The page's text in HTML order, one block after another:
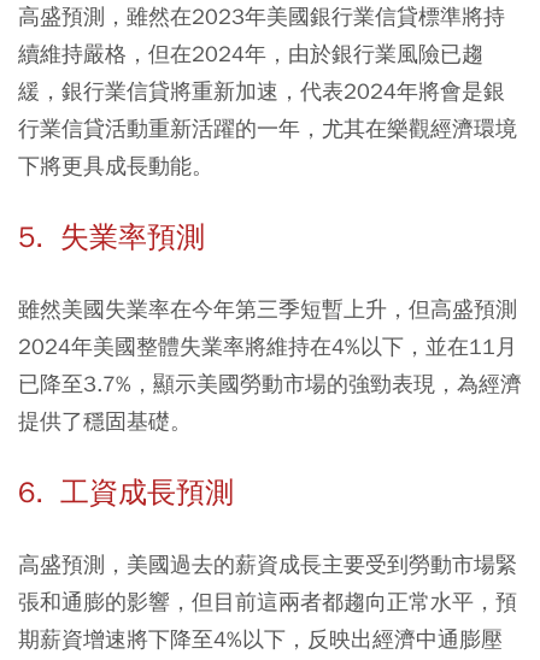
高盛預測，雖然在2023年美國銀行業信貸標準將持
續維持嚴格，但在2024年，由於銀行業風險已趨
緩，銀行業信貸將重新加速，代表2024年將會是銀
行業信貸活動重新活躍的一年，尤其在樂觀經濟環境
下將更具成長動能。
5. 失業率預測
雖然美國失業率在今年第三季短暫上升，但高盛預測
2024年美國整體失業率將維持在4%以下，並在11月
已降至3.7%，顯示美國勞動市場的強勁表現，為經濟
提供了穩固基礎。
6. 工資成長預測
高盛預測，美國過去的薪資成長主要受到勞動市場緊
張和通膨的影響，但目前這兩者都趨向正常水平，預
期薪資增速將下降至4%以下，反映出經濟中通膨壓